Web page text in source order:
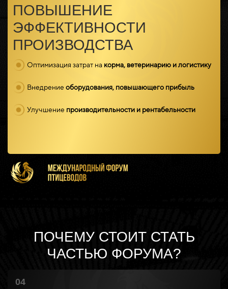
ПОВЫШЕНИЕ
ЭФФЕКТИВНОСТИ
ПРОИЗВОДСТВА
Оптимизация затрат на корма, ветеринарию и логистику
Внедрение оборудования, повышающего прибыль
Улучшение производительности и рентабельности
ПОЧЕМУ СТОИТ СТАТЬ
ЧАСТЬЮ ФОРУМА?
04